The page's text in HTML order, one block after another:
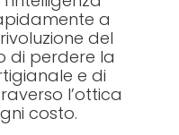
a
del
di perdere la
e di
l’ottica
costo.